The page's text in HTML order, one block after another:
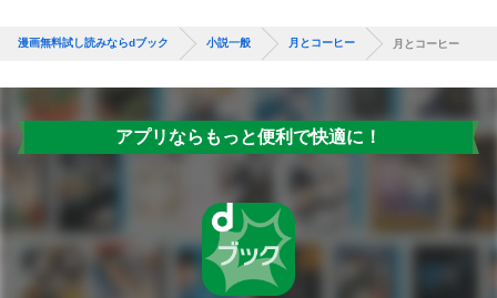
漫画無料試し読みならdブック 小説一般 月とコーヒー 月とコーヒー
アプリならもっと便利で快適に！